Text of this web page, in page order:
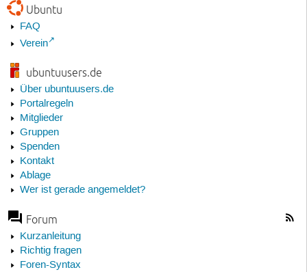
Ubuntu
FAQ
Verein
ubuntuusers.de
Über ubuntuusers.de
Portalregeln
Mitglieder
Gruppen
Spenden
Kontakt
Ablage
Wer ist gerade angemeldet?
Forum
Kurzanleitung
Richtig fragen
Foren-Syntax